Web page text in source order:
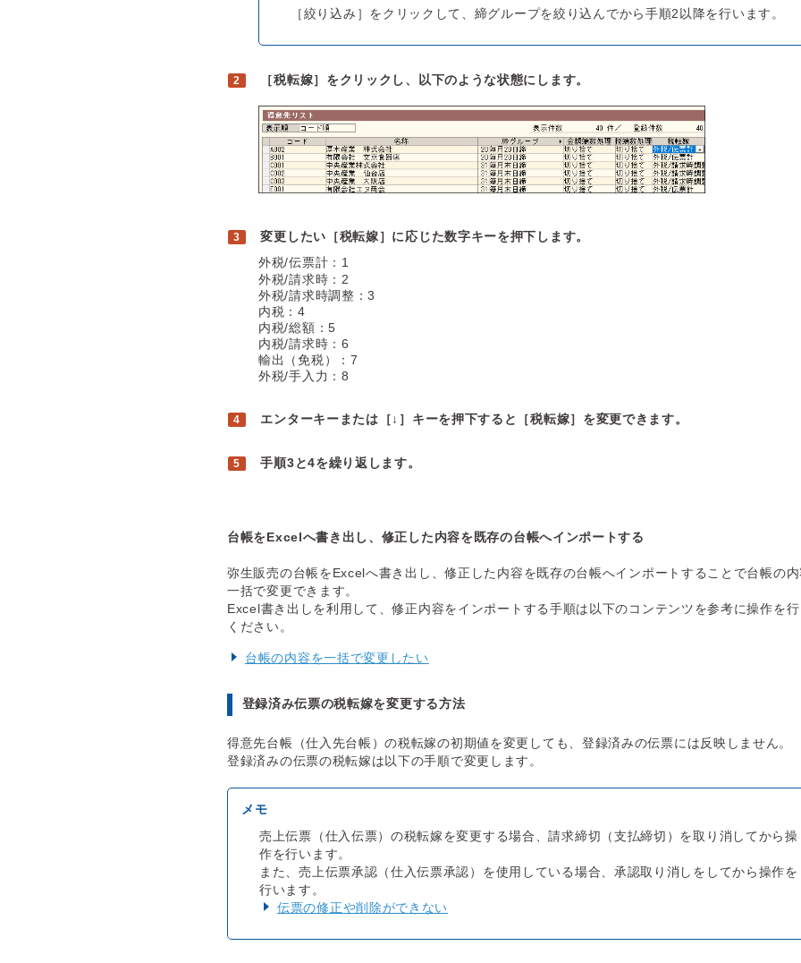
［絞り込み］をクリックして、締グループを絞り込んでから手順2以降を行います。
［税転嫁］をクリックし、以下のような状態にします。
変更したい［税転嫁］に応じた数字キーを押下します。
外税/伝票計：1
外税/請求時：2
外税/請求時調整：3
内税：4
内税/総額：5
内税/請求時：6
輸出（免税）：7
外税/手入力：8
エンターキーまたは［↓］キーを押下すると［税転嫁］を変更できます。
手順3と4を繰り返します。
台帳をExcelへ書き出し、修正した内容を既存の台帳へインポートする
弥生販売の台帳をExcelへ書き出し、修正した内容を既存の台帳へインポートすることで台帳の内
一括で変更できます。
Excel書き出しを利用して、修正内容をインポートする手順は以下のコンテンツを参考に操作を行
ください。
台帳の内容を一括で変更したい
登録済み伝票の税転嫁を変更する方法
得意先台帳（仕入先台帳）の税転嫁の初期値を変更しても、登録済みの伝票には反映しません。
登録済みの伝票の税転嫁は以下の手順で変更します。
売上伝票（仕入伝票）の税転嫁を変更する場合、請求締切（支払締切）を取り消してから操
作を行います。
また、売上伝票承認（仕入伝票承認）を使用している場合、承認取り消しをしてから操作を
行います。
伝票の修正や削除ができない